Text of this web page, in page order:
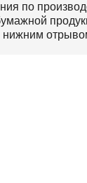
по
нижним